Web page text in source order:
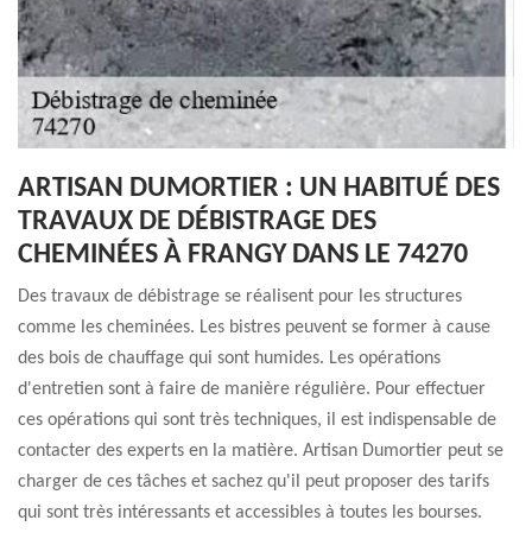
ARTISAN DUMORTIER : UN HABITUÉ DES
TRAVAUX DE DÉBISTRAGE DES
CHEMINÉES À FRANGY DANS LE 74270
Des travaux de débistrage se réalisent pour les structures
comme les cheminées. Les bistres peuvent se former à cause
des bois de chauffage qui sont humides. Les opérations
d'entretien sont à faire de manière régulière. Pour effectuer
ces opérations qui sont très techniques, il est indispensable de
contacter des experts en la matière. Artisan Dumortier peut se
charger de ces tâches et sachez qu'il peut proposer des tarifs
qui sont très intéressants et accessibles à toutes les bourses.